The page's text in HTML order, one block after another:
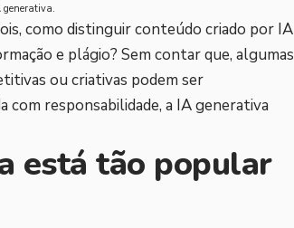
generativa.
como distinguir conteúdo criado por IA
e plágio? Sem contar que, algumas
ou criativas podem ser
com responsabilidade, a IA generativa
está tão popular